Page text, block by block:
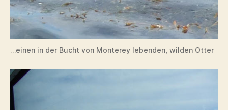
…einen in der Bucht von Monterey lebenden, wilden Otter